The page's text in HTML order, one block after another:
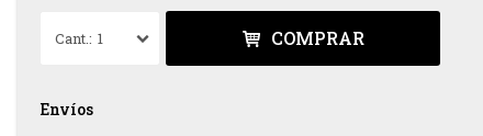
1 COMPRAR
Envíos